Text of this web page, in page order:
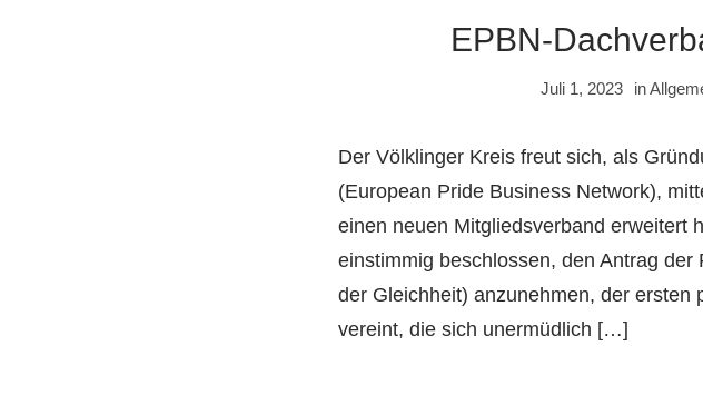
EPBN-
Juli 1, 2023 in
Der Völklinger Kreis freut sich, als
(European Pride Business Network),
einen neuen Mitgliedsverband erweitert
einstimmig beschlossen, den Antrag
der Gleichheit) anzunehmen, der ersten
vereint, die sich unermüdlich […]